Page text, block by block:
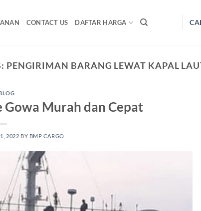
CONTACT US DAFTAR HARGA
PENGIRIMAN BARANG LEWAT KAPAL
Gowa Murah dan Cepat
2022 BY BMP CARGO